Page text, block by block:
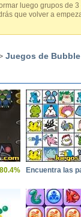
luego grupos de
que volver a
Juegos de
80.4% Encuentra las